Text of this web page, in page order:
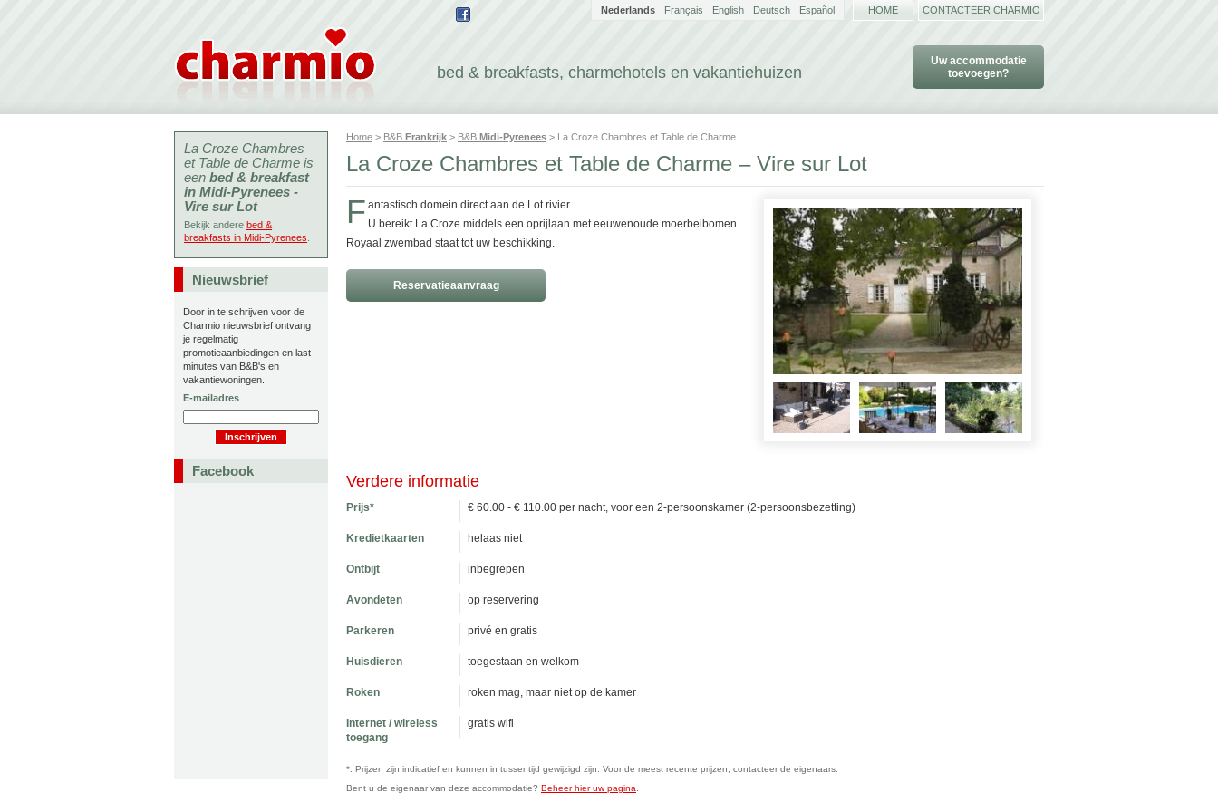
bed & breakfasts, charmehotels en vakantiehuizen
Uw accommodatie
toevoegen?
Nederlands Français English Deutsch Español HOME CONTACTEER CHARMIO
Home > B&B Frankrijk > B&B Midi-Pyrenees > La Croze Chambres et Table de Charme
La Croze Chambres et Table de Charme – Vire sur Lot
F antastisch domein direct aan de Lot rivier.
U bereikt La Croze middels een oprijlaan met eeuwenoude moerbeibomen.
Royaal zwembad staat tot uw beschikking.
Reservatieaanvraag
Verdere informatie
Prijs* € 60.00 - € 110.00 per nacht, voor een 2-persoonskamer (2-persoonsbezetting)
Kredietkaarten helaas niet
Ontbijt inbegrepen
Avondeten op reservering
Parkeren privé en gratis
Huisdieren toegestaan en welkom
Roken roken mag, maar niet op de kamer
Internet / wireless
toegang
gratis wifi
*: Prijzen zijn indicatief en kunnen in tussentijd gewijzigd zijn. Voor de meest recente prijzen, contacteer de eigenaars.
Bent u de eigenaar van deze accommodatie? Beheer hier uw pagina
La Croze Chambres
et Table de Charme is
een bed & breakfast
in Midi-Pyrenees -
Vire sur Lot
Bekijk andere bed &
breakfasts in Midi-Pyrenees
Nieuwsbrief
Door in te schrijven voor de
Charmio nieuwsbrief ontvang
je regelmatig
promotieaanbiedingen en last
minutes van B&B's en
vakantiewoningen.
E-mailadres
Facebook